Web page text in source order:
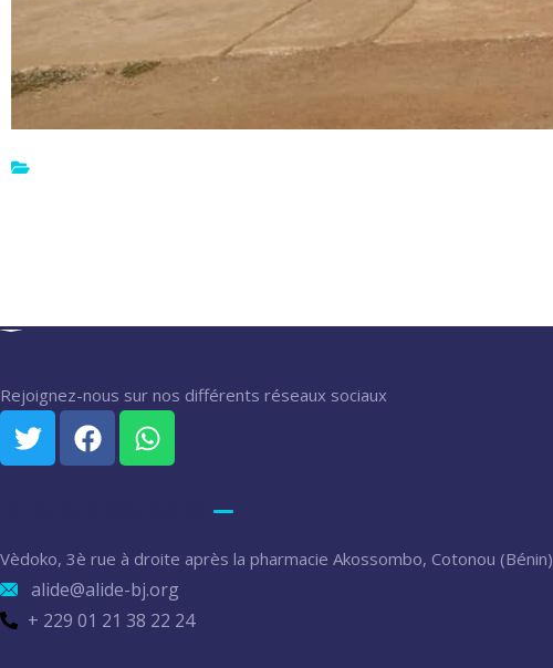
Rejoignez-nous sur nos différents réseaux sociaux
Vèdoko, 3è rue à droite après la pharmacie Akossombo, Cotonou (Bénin)
alide@alide-bj.org
+ 229 01 21 38 22 24